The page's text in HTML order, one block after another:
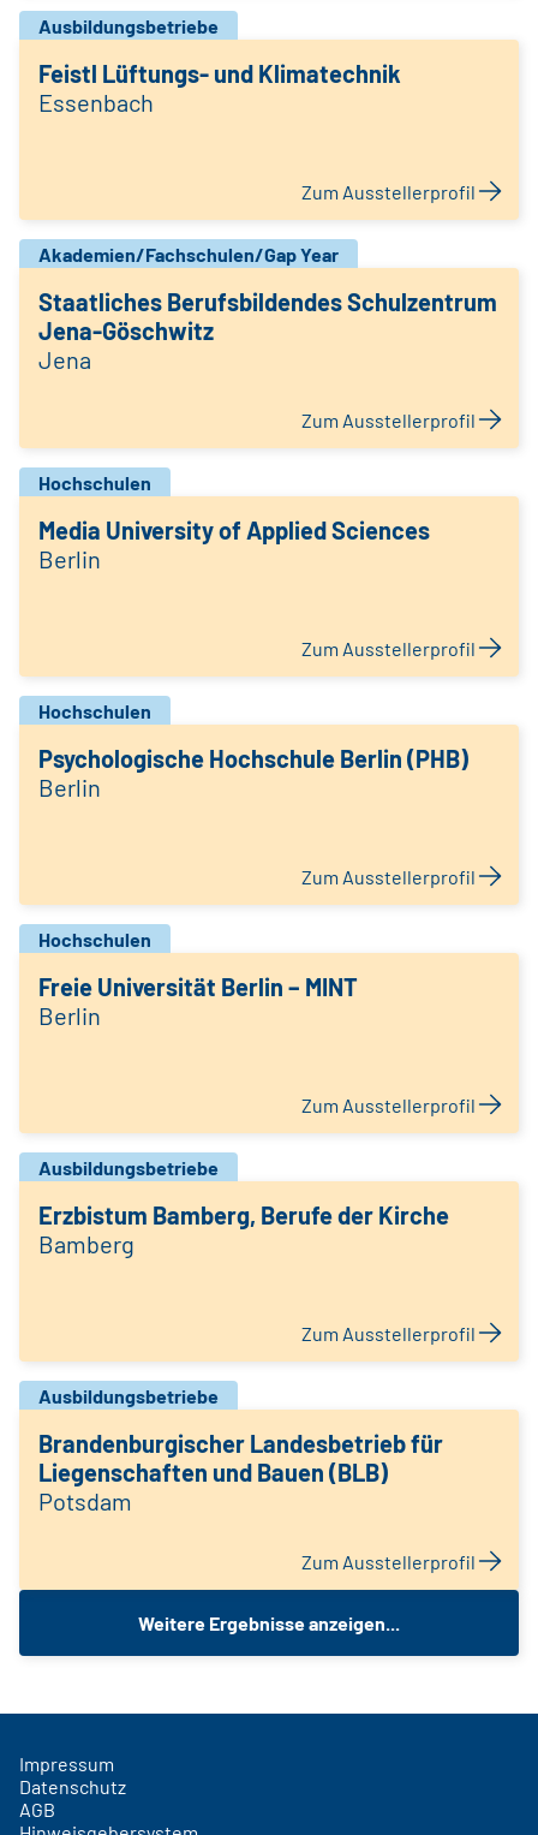
Ausbildungsbetriebe
Feistl Lüftungs- und Klimatechnik
Essenbach
Zum Ausstellerprofil
Akademien/Fachschulen/Gap Year
Staatliches Berufsbildendes Schulzentrum
Jena-Göschwitz
Jena
Zum Ausstellerprofil
Hochschulen
Media University of Applied Sciences
Berlin
Zum Ausstellerprofil
Hochschulen
Psychologische Hochschule Berlin (PHB)
Berlin
Zum Ausstellerprofil
Hochschulen
Freie Universität Berlin – MINT
Berlin
Zum Ausstellerprofil
Ausbildungsbetriebe
Erzbistum Bamberg, Berufe der Kirche
Bamberg
Zum Ausstellerprofil
Ausbildungsbetriebe
Brandenburgischer Landesbetrieb für
Liegenschaften und Bauen (BLB)
Potsdam
Zum Ausstellerprofil
Weitere Ergebnisse anzeigen...
Impressum
Datenschutz
AGB